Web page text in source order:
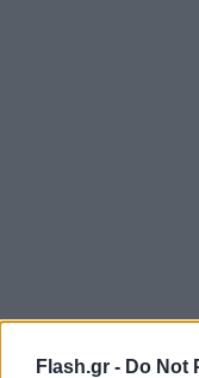
Flash.gr - Do Not